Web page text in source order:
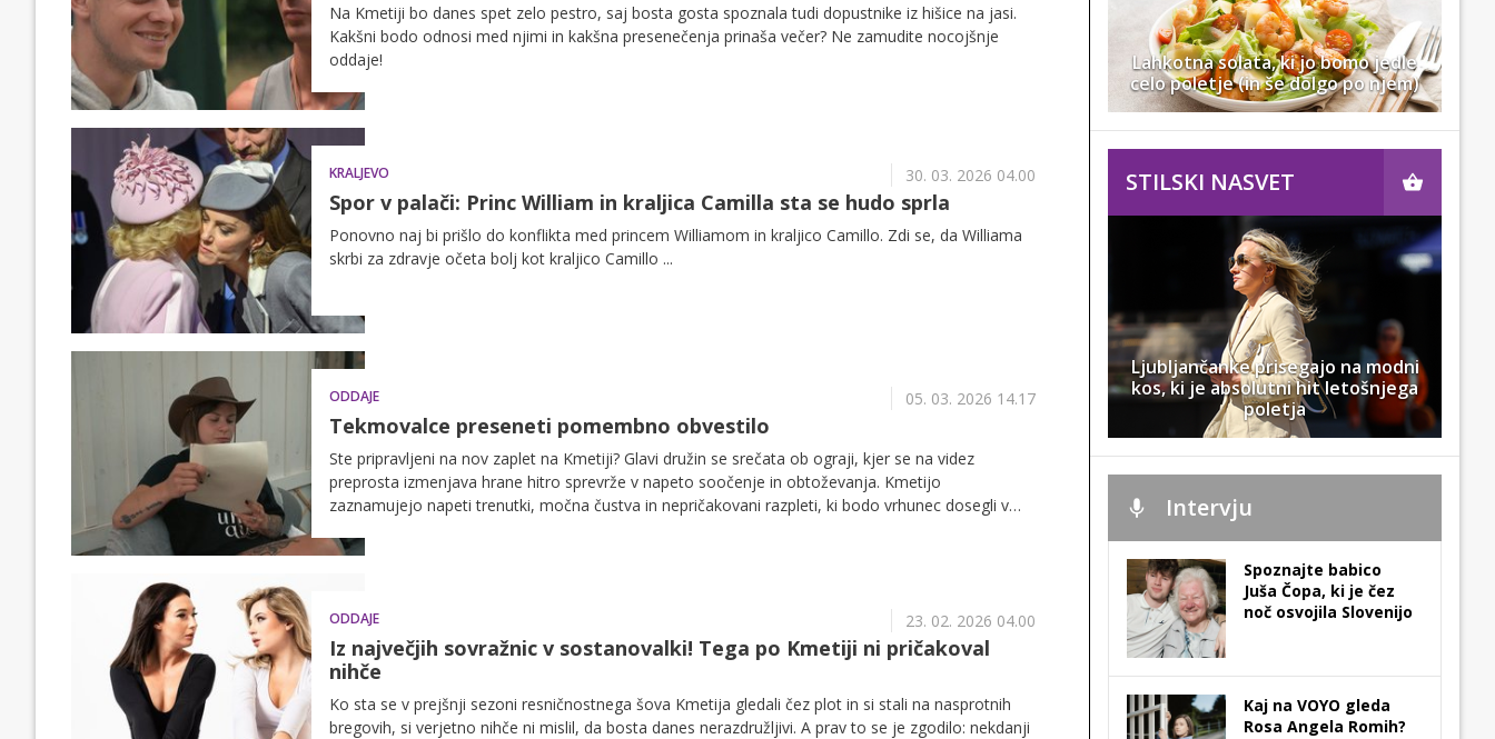
Na Kmetiji bo danes spet zelo pestro, saj bosta gosta spoznala tudi dopustnike iz hišice na jasi.
Kakšni bodo odnosi med njimi in kakšna presenečenja prinaša večer? Ne zamudite nocojšnje
oddaje!
KRALJEVO 30. 03. 2026 04.00
Spor v palači: Princ William in kraljica Camilla sta se hudo sprla
Ponovno naj bi prišlo do konflikta med princem Williamom in kraljico Camillo. Zdi se, da Williama
skrbi za zdravje očeta bolj kot kraljico Camillo ...
ODDAJE 05. 03. 2026 14.17
Tekmovalce preseneti pomembno obvestilo
Ste pripravljeni na nov zaplet na Kmetiji? Glavi družin se srečata ob ograji, kjer se na videz
preprosta izmenjava hrane hitro sprevrže v napeto soočenje in obtoževanja. Kmetijo
zaznamujejo napeti trenutki, močna čustva in nepričakovani razpleti, ki bodo vrhunec dosegli v
ODDAJE 23. 02. 2026 04.00
Iz največjih sovražnic v sostanovalki! Tega po Kmetiji ni pričakoval
nihče
Ko sta se v prejšnji sezoni resničnostnega šova Kmetija gledali čez plot in si stali na nasprotnih
bregovih, si verjetno nihče ni mislil, da bosta danes nerazdružljivi. A prav to se je zgodilo: nekdanji
Lahkotna solata, ki jo bomo jedle
celo poletje (in še dolgo po njem)
STILSKI NASVET
Ljubljančanke prisegajo na modni
kos, ki je absolutni hit letošnjega
poletja
Intervju
Spoznajte babico
Juša Čopa, ki je čez
noč osvojila Slovenijo
Kaj na VOYO gleda
Rosa Angela Romih?